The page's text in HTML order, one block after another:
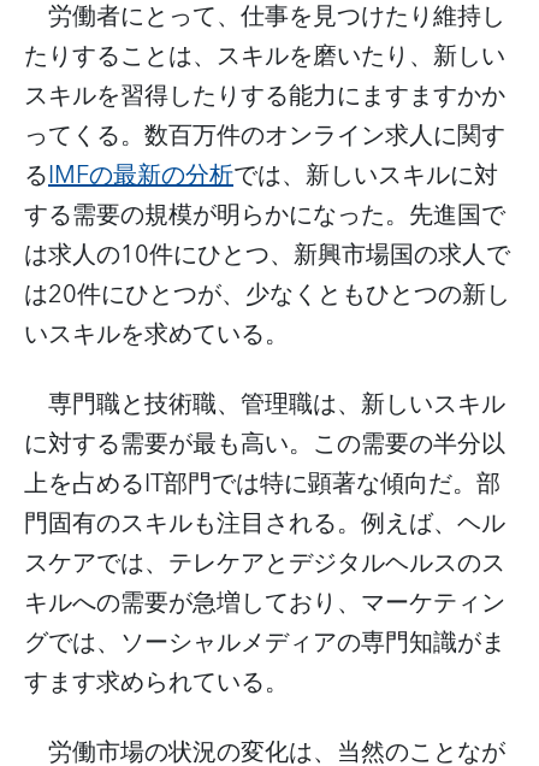
労働者にとって、仕事を見つけたり維持し
たりすることは、スキルを磨いたり、新しい
スキルを習得したりする能力にますますかか
ってくる。数百万件のオンライン求人に関す
るIMFの最新の分析では、新しいスキルに対
する需要の規模が明らかになった。先進国で
は求人の10件にひとつ、新興市場国の求人で
は20件にひとつが、少なくともひとつの新し
いスキルを求めている。
専門職と技術職、管理職は、新しいスキル
に対する需要が最も高い。この需要の半分以
上を占めるIT部門では特に顕著な傾向だ。部
門固有のスキルも注目される。例えば、ヘル
スケアでは、テレケアとデジタルヘルスのス
キルへの需要が急増しており、マーケティン
グでは、ソーシャルメディアの専門知識がま
すます求められている。
労働市場の状況の変化は、当然のことなが